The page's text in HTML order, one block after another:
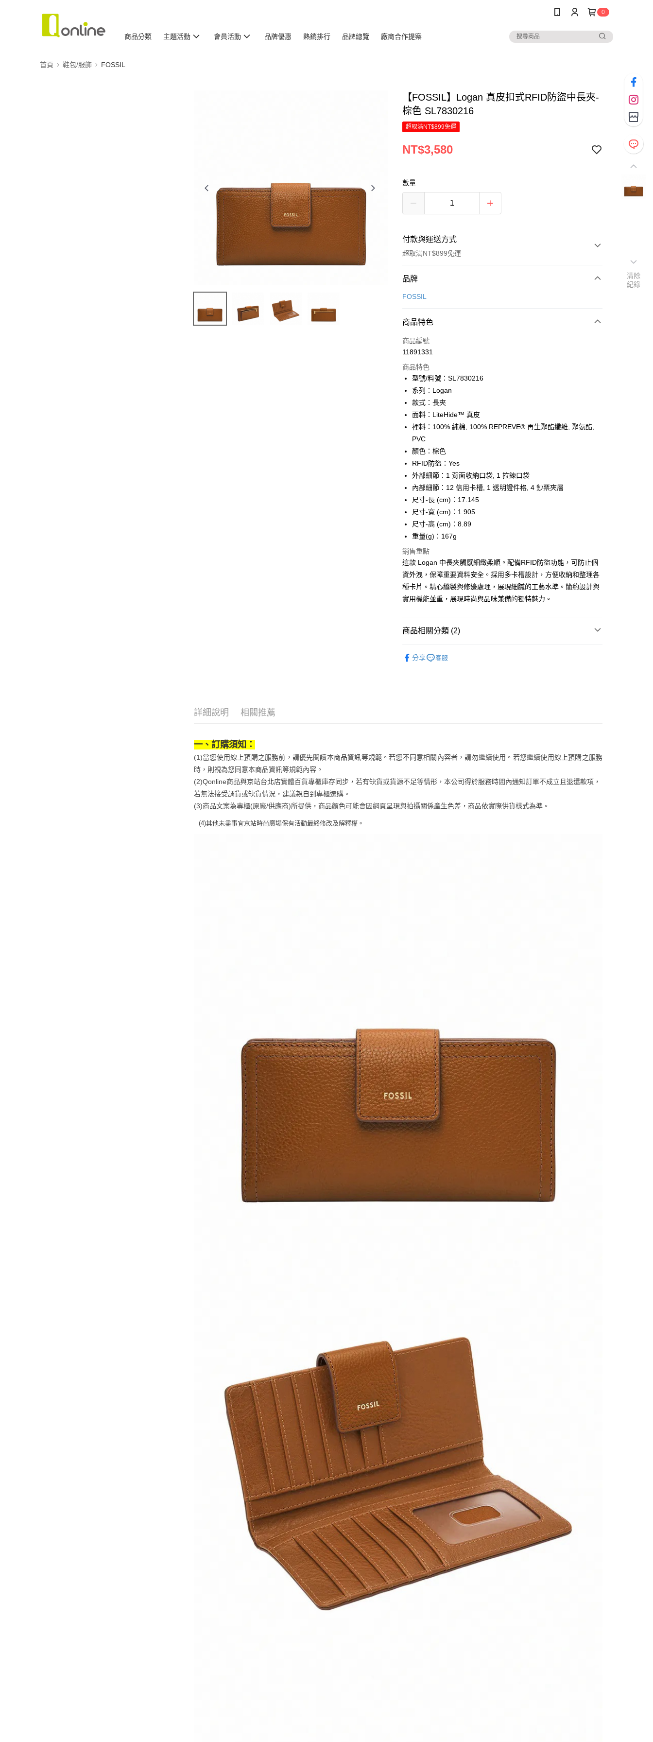
0
商品分類 主題活動 會員活動 品牌優惠 熱銷排行 品牌總覽 廠商合作提案
首頁 鞋包/服飾 FOSSIL
【FOSSIL】Logan 真皮扣式RFID防盜中長夾-
棕色 SL7830216
超取滿NT$899免運
NT$3,580
數量
付款與運送方式
超取滿NT$899免運
付款方式
信用卡一次付款
合作金庫商業銀行
華南商業銀行
上海商業儲蓄銀行
國泰世華商業銀行
臺灣中小企業銀行
匯豐（台灣）商業銀行
聯邦商業銀行
元大商業銀行
玉山商業銀行
星展（台灣）商業銀行
台新國際商業銀行
台灣樂天信用卡公司
LINE Pay
Apple Pay
街口支付
悠遊付
Google Pay
全盈+PAY
大哥付你分期
相關說明
【大哥付你分期使用說明】
1.本服務由台灣大哥大提供，台灣大哥大用戶可立即使用無須另外申請。
流程，驗證手機門號後，選擇欲分期的期數、繳款截止日，確認付款後即
完成交易。
3.實際核准額度、可分期數及費用金額請依後續交易確認頁面所載為準。
4.訂單成立30分鐘內，如未前往確認交易或遇審核未通過，訂單將自動取
消。如遇「轉專審核」未通過狀況，表示未達大哥付你分期系統評分，恕
無法說明評估內容。
【繳款方式說明】
1.分期款項不併入電信帳單，「大哥付你分期」於每月結算日後寄送繳費提
醒簡訊。
2.透過簡訊連結打開帳單後，可選擇「超商條碼／台灣大直營門市／銀行轉
帳／街口支付／iPASS MONEY」等通路繳費。
用戶於交易時，得透過本服務購買商品或服務，並由商店將買賣／分期付
款買賣價金債權讓與本公司後，依約使用本公司帳單繳交帳款。
用，由本公司與您本人進行分期帳單所需資料之確認、核對及更正。
AFTEE先享後付
相關說明
【關於「AFTEE先享後付」】
AFTEE先享後付是「在收到商品之後才付款」的支付方式。 讓您購物簡單
便利好安心！
１．簡單：不需註冊會員、不需綁卡、不需儲值。
２．便利：只要手機號碼，簡訊認證，即可結帳。
３．安心：先確認商品／服務後，再付款。
【「AFTEE先享後付」結帳流程】
１．於結帳方式選擇「AFTEE先享後付」後，將跳轉至「AFTEE先享後
付」結帳頁面，進行簡訊認證並確認金額後，即可完成結帳。
３．收到繳費通知簡訊後14天內，點擊此簡訊中的連結，可透過四大超商
絡購買商品的店家。未經商家同意取消之訂單仍視為有效，需透過AFTEE
先享後付繳納相關費用。
是否繳費成功／繳費後需取消欲退款等相關疑問，請聯繫「AFTEE先享後
付客戶支援中心」
４．使用「AFTEE先享後付」時，將依據個別帳號之用戶狀況，依本公司
５．嚴禁一人註冊多個帳號或使用他人資訊註冊。若發現惡意使用之情
動。
ATM付款
付款後全家取貨
每筆NT$70，滿NT$899(含以上)免運費
每筆NT$100，滿NT$1,000(含以上)免運費
京站台北店客服中心(1F星巴克旁) 即日起不提供京站紙袋，取件時
品牌
FOSSIL
商品特色
商品編號
11891331
商品特色
型號/料號：SL7830216
系列：Logan
款式：長夾
面料：LiteHide™ 真皮
裡料：100% 純棉, 100% REPREVE® 再生聚酯纖維, 聚氨酯,
PVC
顏色：棕色
RFID防盜：Yes
外部細節：1 背面收納口袋, 1 拉鍊口袋
內部細節：12 信用卡槽, 1 透明證件格, 4 鈔票夾層
尺寸-長 (cm)：17.145
尺寸-寬 (cm)：1.905
尺寸-高 (cm)：8.89
重量(g)：167g
銷售重點
這款 Logan 中長夾觸感細緻柔順。配備RFID防盜功能，可防止個
資外洩，保障重要資料安全。採用多卡槽設計，方便收納和整理各
種卡片。精心縫製與修邊處理，展現細膩的工藝水準。簡約設計與
實用機能並重，展現時尚與品味兼備的獨特魅力。
商品相關分類 (2)
分享 客服
詳細說明 相關推薦
一、訂購須知：
(1)當您使用線上預購之服務前，請優先閱讀本商品資訊等規範。若您不同意相關內容者，請勿繼續使用。若您繼續使用線上預購之服務
時，則視為您同意本商品資訊等規範內容。
(2)Qonline商品與京站台北店實體百貨專櫃庫存同步，若有缺貨或貨源不足等情形，本公司得於服務時間內通知訂單不成立且退還款項，
若無法接受調貨或缺貨情況，建議親自到專櫃選購。
(3)商品文案為專櫃(原廠/供應商)所提供，商品顏色可能會因網頁呈現與拍攝關係產生色差，商品依實際供貨樣式為準。
(4)其他未盡事宜京站時尚廣場保有活動最終修改及解釋權。
清除
紀錄